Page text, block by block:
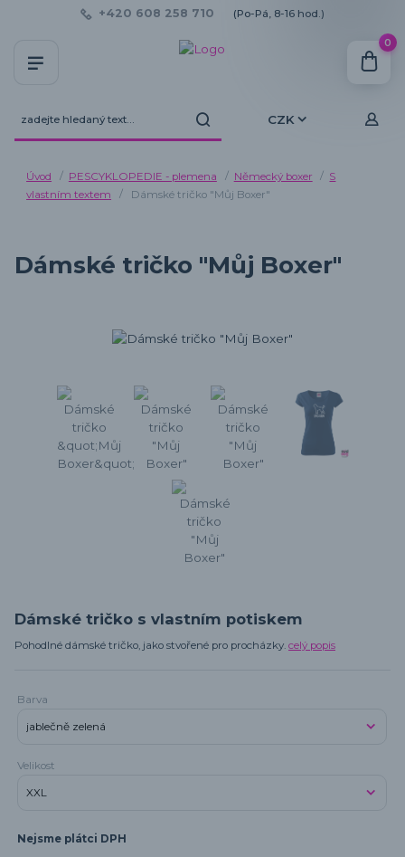
CZK
+420 608 258 710 (Po-Pá, 8-16 hod.)
0
Úvod PESCYKLOPEDIE - plemena Německý boxer
S
vlastním textem
Dámské tričko "Můj Boxer"
Dámské tričko "Můj Boxer"
Dámské tričko s vlastním potiskem
Pohodlné dámské tričko, jako stvořené pro procházky. celý popis
Barva
Velikost
Nejsme plátci DPH